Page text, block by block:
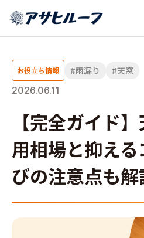
お役立ち情報 雨漏り 天窓
2026.06.11
【完全ガイド
用相場と抑え
びの注意点も解